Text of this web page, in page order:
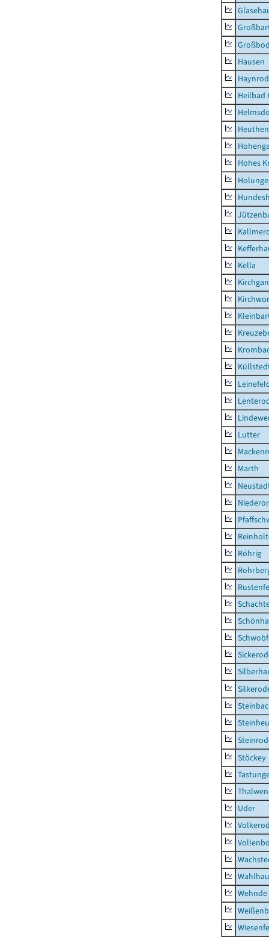
Hausen
Heilbad
Heuthen
Hohes
Kella
Lutter
Marth
Röhrig
Stöckey
Uder
Wehnde